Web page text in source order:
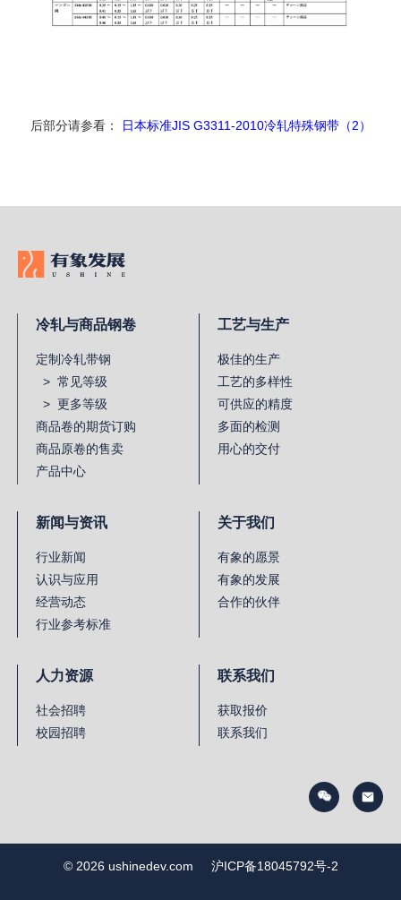
后部分请参看： 日本标准JIS G3311-2010冷轧特殊钢带（2）
冷轧与商品钢卷
定制冷轧带钢
> 常见等级
> 更多等级
商品卷的期货订购
商品原卷的售卖
产品中心
工艺与生产
极佳的生产
工艺的多样性
可供应的精度
多面的检测
用心的交付
新闻与资讯
行业新闻
认识与应用
经营动态
行业参考标准
关于我们
有象的愿景
有象的发展
合作的伙伴
人力资源
社会招聘
校园招聘
联系我们
获取报价
联系我们
© 2026 ushinedev.com 沪ICP备18045792号-2